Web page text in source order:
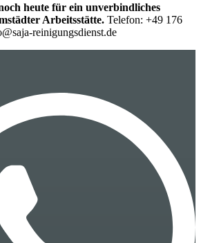
heute für ein unverbindliches
Arbeitsstätte. Telefon: +49 176
reinigungsdienst.de